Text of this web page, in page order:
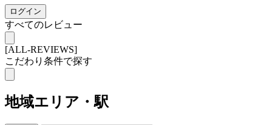
ログイン
すべてのレビュー
[ALL-REVIEWS]
こだわり条件で探す
地域エリア・駅